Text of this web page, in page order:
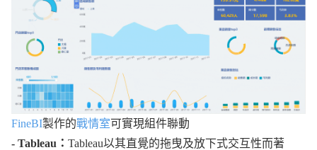
FineBI製作的戰情室可實現組件聯動
- Tableau： Tableau以其直覺的拖曳及放下式交互性而著